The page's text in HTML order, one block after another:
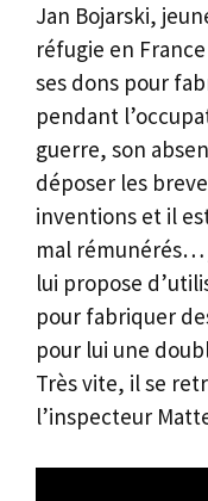
Jan Bojarski,
réfugie en
ses dons pour
pendant
guerre, son
déposer les
inventions et il
mal rémunérés…
lui propose
pour fabriquer
pour lui une
Très vite, il se
l’inspecteur